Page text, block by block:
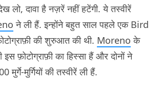
लो, दावा है नज़रें नहीं हटेंगी. ये तस्वीरें
ने ली हैं. इन्होंने बहुत साल पहले एक Bird
की शुरुआत की थी. Moreno के
फ़ोटोग्राफ़ी का हिस्सा हैं और दोनों ने
मुर्गियों की तस्वीरें ली हैं.